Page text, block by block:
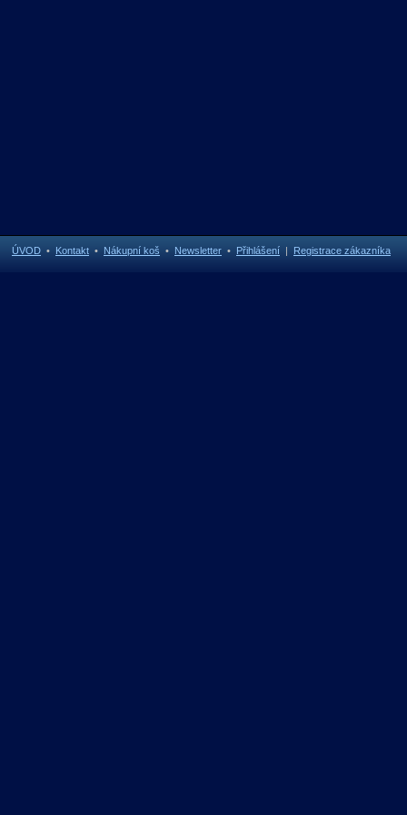
ÚVOD • Kontakt • Nákupní koš • Newsletter • Přihlášení | Registrace zákazníka